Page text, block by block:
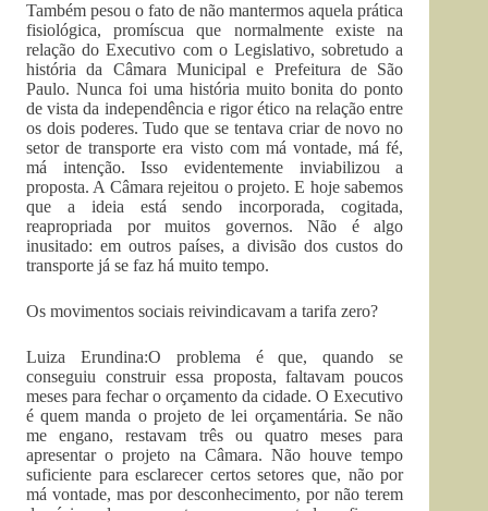
Também pesou o fato de não mantermos aquela prática
fisiológica, promíscua que normalmente existe na
relação do Executivo com o Legislativo, sobretudo a
história da Câmara Municipal e Prefeitura de São
Paulo. Nunca foi uma história muito bonita do ponto
de vista da independência e rigor ético na relação entre
os dois poderes. Tudo que se tentava criar de novo no
setor de transporte era visto com má vontade, má fé,
má intenção. Isso evidentemente inviabilizou a
proposta. A Câmara rejeitou o projeto. E hoje sabemos
que a ideia está sendo incorporada, cogitada,
reapropriada por muitos governos. Não é algo
inusitado: em outros países, a divisão dos custos do
transporte já se faz há muito tempo.
Os movimentos sociais reivindicavam a tarifa zero?
Luiza Erundina:O problema é que, quando se
conseguiu construir essa proposta, faltavam poucos
meses para fechar o orçamento da cidade. O Executivo
é quem manda o projeto de lei orçamentária. Se não
me engano, restavam três ou quatro meses para
apresentar o projeto na Câmara. Não houve tempo
suficiente para esclarecer certos setores que, não por
má vontade, mas por desconhecimento, por não terem